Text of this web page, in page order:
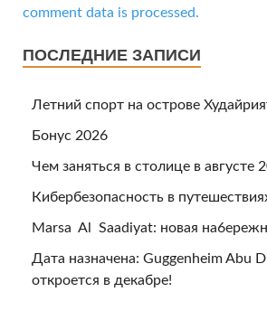
comment data is processed.
ПОСЛЕДНИЕ ЗАПИСИ
Летний спорт на острове
Бонус 2026
Чем заняться в столице в августе
Кибербезопасность в
Marsa Al Saadiyat: новая
Дата назначена: Guggenheim Abu
откроется в декабре!